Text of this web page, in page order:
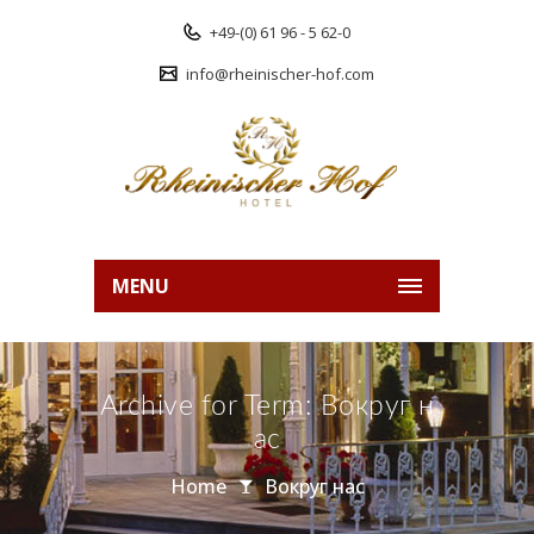
+49-(0) 61 96 - 5 62-0
info@rheinischer-hof.com
MENU
Archive for Term: Вокруг н
ас
Home Вокруг нас